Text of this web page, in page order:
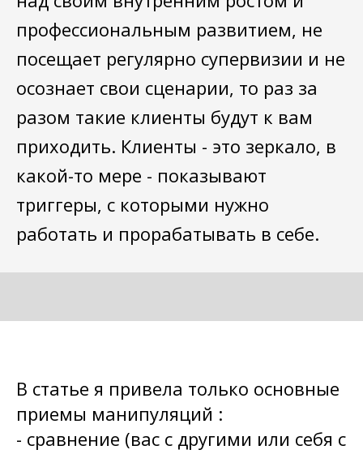
профессиональным развитием, не
посещает регулярно супервизии и не
осознает свои сценарии, то раз за
разом такие клиенты будут к вам
приходить. Клиенты - это зеркало, в
какой-то мере - показывают
триггеры, с которыми нужно
работать и прорабатывать в себе.
В статье я привела только основные
приемы манипуляций :
- сравнение (вас с другими или себя с